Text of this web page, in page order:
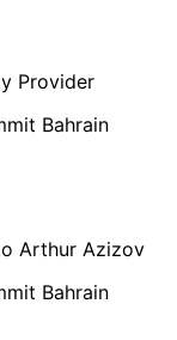
Provider
Bahrain
Arthur Azizov
Bahrain